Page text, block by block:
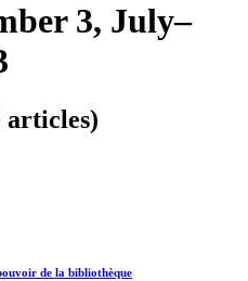
3, July–
articles)
de la bibliothèque